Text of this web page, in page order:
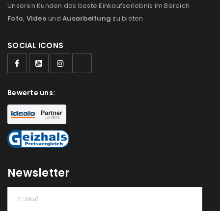
E-Mail-Adresse*
Ein Link zum Erstellen eines neuen Passworts wird an
deine E-Mail-Adresse gesendet.
NEWSLETTER ABONNIEREN
Please select all the ways you would like to hear from
us
Ja, ich möchte ein Kundenkonto eröffnen und
akzeptiere dieDatenschutzerklärung. *
Unseren Kunden das beste Einkaufserlebnis im Bereich
Foto, Video und Ausarbeitung zu bieten.
SOCIAL ICONS
Bewerte uns:
Newsletter